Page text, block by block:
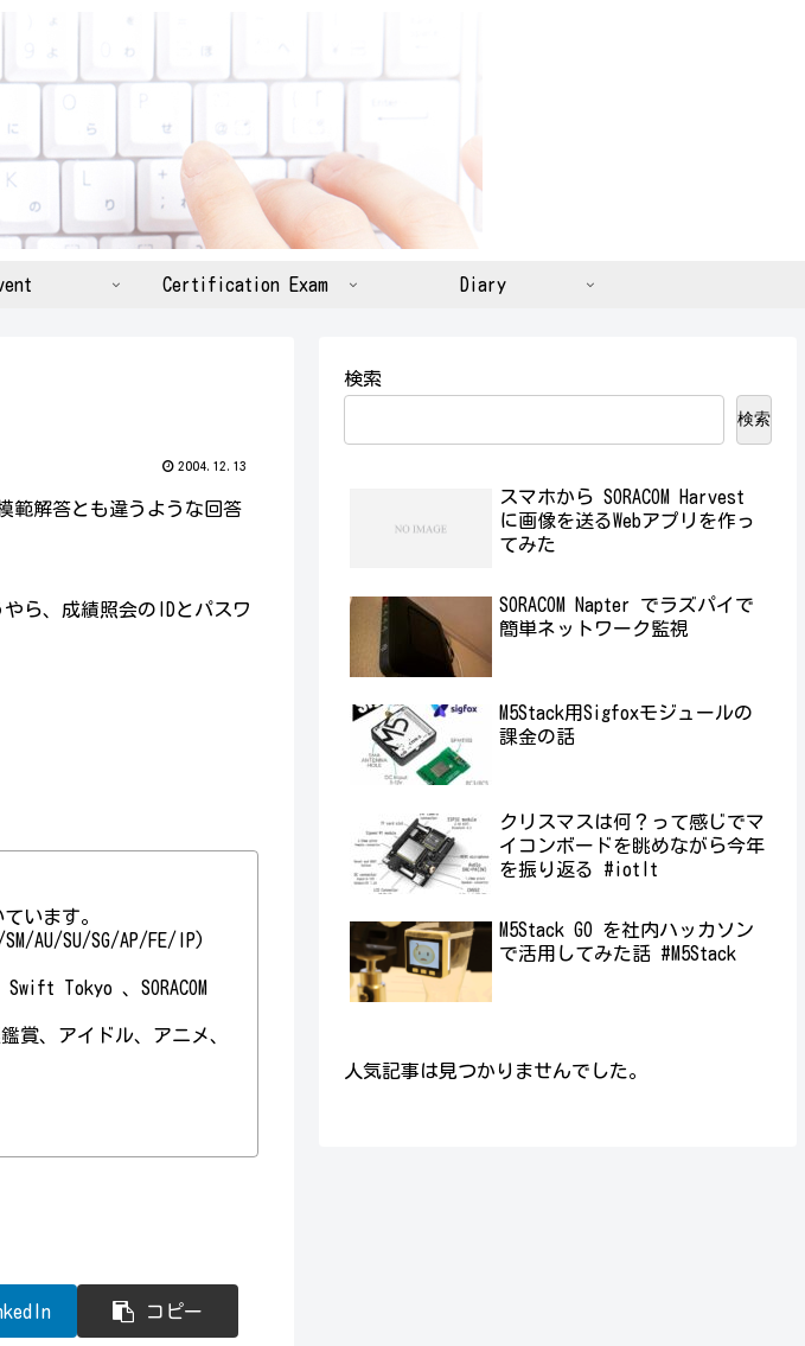
Certification Exam Diary
2004.12.13
範解答とも違うような回答
ら、成績照会のIDとパスワ
います。
AU/SU/SG/AP/FE/IP)
Tokyo 、SORACOM
賞、アイドル、アニメ、
コピー
検索
検索
スマホから SORACOM Harvest
に画像を送るWebアプリを作っ
てみた
SORACOM Napter でラズパイで
簡単ネットワーク監視
M5Stack用Sigfoxモジュールの
課金の話
クリスマスは何？って感じでマ
イコンボードを眺めながら今年
を振り返る #iotlt
M5Stack GO を社内ハッカソン
で活用してみた話 #M5Stack
人気記事は見つかりませんでした。